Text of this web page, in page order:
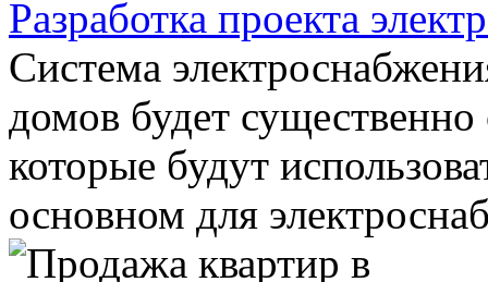
Разработка проекта
Система
домов будет существенно
которые будут
основном для